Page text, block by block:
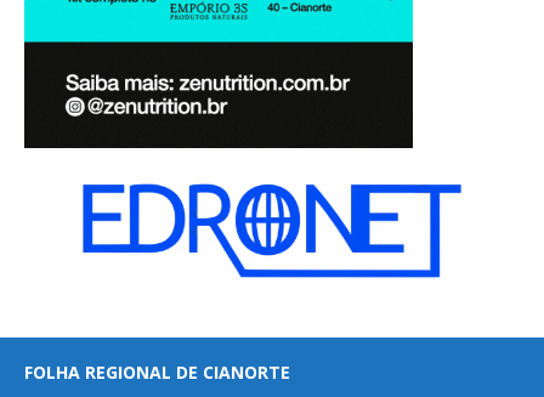
FOLHA REGIONAL DE CIANORTE